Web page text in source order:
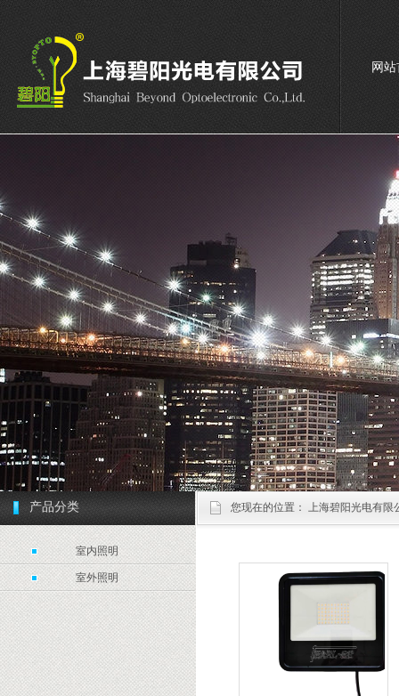
网
联
您现在的位置： 上海碧阳光电有限
产品分类
室内照明
室外照明